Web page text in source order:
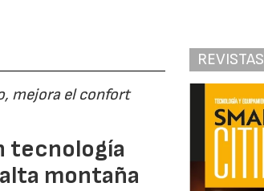
mejora el confort
tecnología
montaña
REVISTAS